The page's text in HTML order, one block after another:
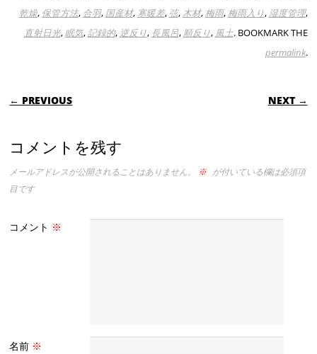
乾燥, 保管方法, 合羽, 国産材, 寒暖差, 弦,木材,梅雨,梅雨入り, 湿度管理,
直射日光,眠気,記録的, 逆反り, 長風呂, 順反り, 風土. BOOKMARK THE
permalink.
POST NAVIGATION
← PREVIOUS NEXT →
コメントを残す
メールアドレスが公開されることはありません。 ※ が付いている欄は必須項
目です
コメント ※
名前 ※